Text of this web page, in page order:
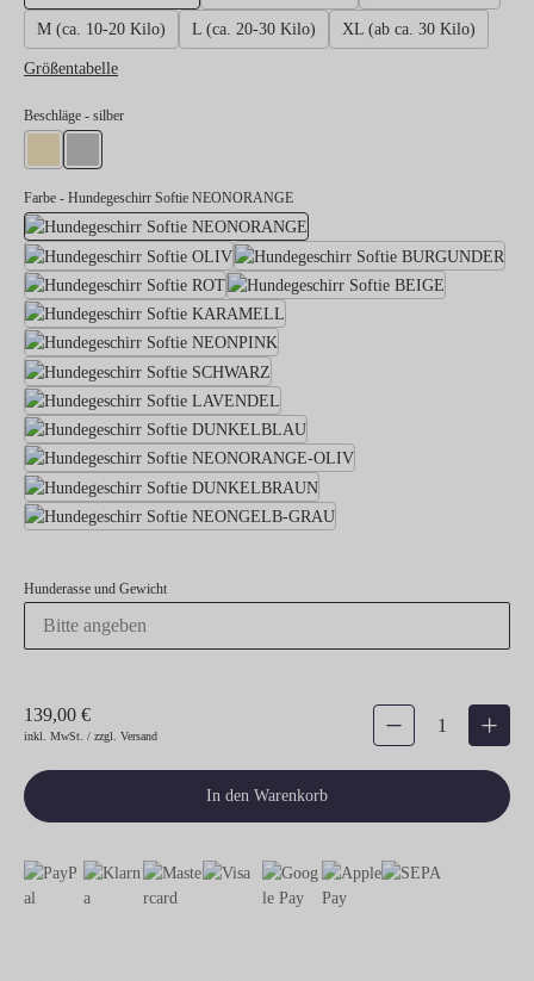
M (ca. 10-20 Kilo) L (ca. 20-30 Kilo) XL (ab ca. 30 Kilo)
Größentabelle
Beschlägeauswählen
- silber
Farbe - Hundegeschirr Softie NEONORANGE
Hundegeschirr Softie OLIV
Hundegeschirr Softie ROT
Hundegeschirr Softie
Hundegeschirr Softie
Hundegeschirr Softie
Hundegeschirr Softie
Hunderasse und Gewicht
139,00 €
inkl. MwSt. / zzgl. Versand
Produkt Anzahl: Gib den
In den Warenkorb